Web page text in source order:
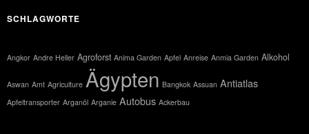
SCHLAGWORTE
Angkor Andre Heller Agroforst Anima Garden Apfel Anreise Anmia Garden Alkohol
Aswan Amt Agriculture Ägypten Bangkok Assuan Antiatlas
Apfeltransporter Arganöl Arganie Autobus Ackerbau